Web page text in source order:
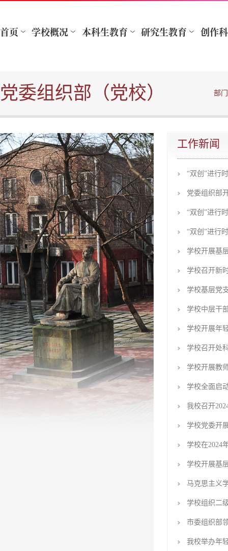
党委组织部（党校） 部
工作新闻
“双创”进行
党委组织部
“双创”进行
“双创”进行
学校开展基
学校召开新
学校基层党
学校中层干
学校开展年
学校召开处
学校开展教
学校全面启
我校召开
学校党委开
学校在2024
学校开展基
马克思主义
学校组织二
市委组织部
我校举办年